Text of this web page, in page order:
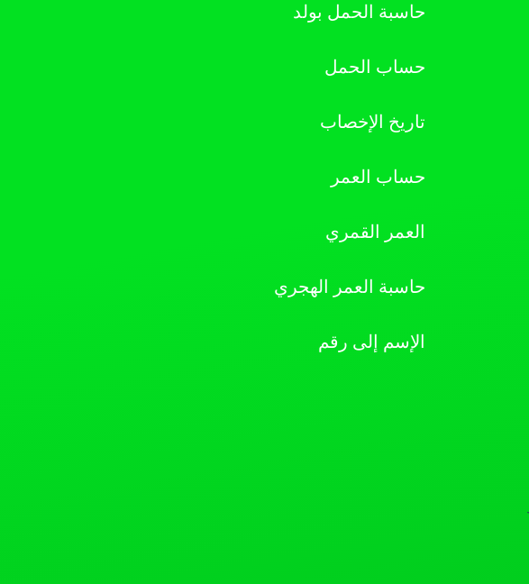
حاسبة الحمل بولد
حساب الحمل
تاريخ الإخصاب
حساب العمر
العمر القمري
حاسبة العمر الهجري
الإسم إلى رقم